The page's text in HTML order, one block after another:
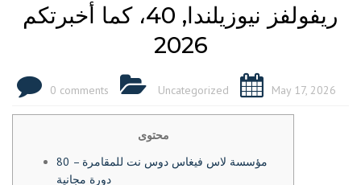
ريفولفز نيوزيلندا, 40، كما أخبرتكم
2026
0 comments Uncategorized May 17, 2026
محتوى
مؤسسة لاس فيغاس دوس نت للمقامرة – 80
دورة مجانية